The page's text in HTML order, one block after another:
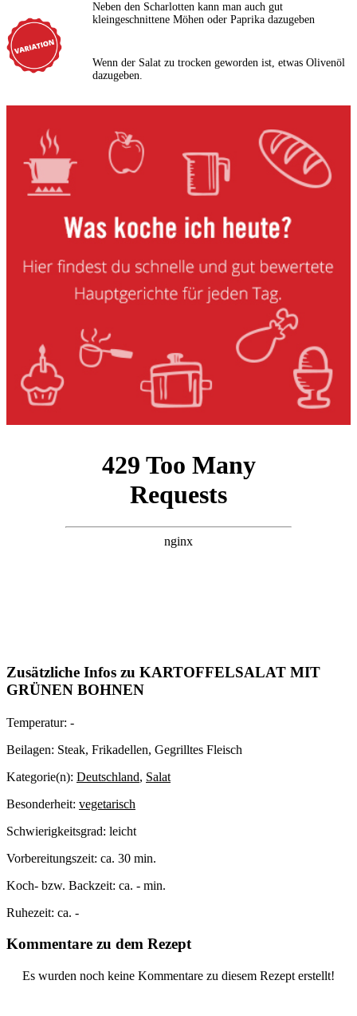
Neben den Scharlotten kann man auch gut
kleingeschnittene Möhen oder Paprika dazugeben
Wenn der Salat zu trocken geworden ist, etwas Olivenöl
dazugeben.
Zusätzliche Infos zu KARTOFFELSALAT MIT
GRÜNEN BOHNEN
Temperatur: -
Beilagen: Steak, Frikadellen, Gegrilltes Fleisch
Kategorie(n): Deutschland, Salat
Besonderheit: vegetarisch
Schwierigkeitsgrad: leicht
Vorbereitungszeit: ca. 30 min.
Koch- bzw. Backzeit: ca. - min.
Ruhezeit: ca. -
Kommentare zu dem Rezept
Es wurden noch keine Kommentare zu diesem Rezept erstellt!